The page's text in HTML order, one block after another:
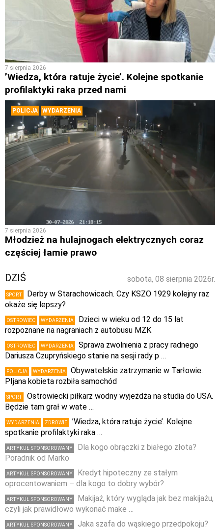
7 sierpnia 2026
’Wiedza, która ratuje życie’. Kolejne spotkanie
profilaktyki raka przed nami
POLICJA WYDARZENIA
7 sierpnia 2026
Młodzież na hulajnogach elektrycznych coraz
częściej łamie prawo
sobota, 08 sierpnia 2026r.
DZIŚ
SPORT
Derby w Starachowicach. Czy KSZO 1929 kolejny raz
okaże się lepszy?
OSTROWIEC WYDARZENIA
Dzieci w wieku od 12 do 15 lat
rozpoznane na nagraniach z autobusu MZK
OSTROWIEC WYDARZENIA
Sprawa zwolnienia z pracy radnego
Dariusza Czupryńskiego stanie na sesji rady p …
POLICJA WYDARZENIA
Obywatelskie zatrzymanie w Tarłowie.
PIjana kobieta rozbiła samochód
SPORT
Ostrowiecki piłkarz wodny wyjeżdża na studia do USA.
Będzie tam grał w wate …
WYDARZENIA ZDROWIE
’Wiedza, która ratuje życie’. Kolejne
spotkanie profilaktyki raka …
ARTYKUŁ SPONSOROWANY
Dla kogo obrączki z białego złota?
Poradnik od Marko
ARTYKUŁ SPONSOROWANY
Kredyt hipoteczny ze stałym
oprocentowaniem – dla kogo to dobry wybór?
ARTYKUŁ SPONSOROWANY
Makijaż, który wygląda jak bez makijażu,
czyli jak prawidłowo wykonać make …
ARTYKUŁ SPONSOROWANY
Jaka szafa do wąskiego przedpokoju?